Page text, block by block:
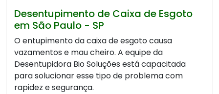
Desentupimento de Caixa de Esgoto
em São Paulo - SP
O entupimento da caixa de esgoto causa
vazamentos e mau cheiro. A equipe da
Desentupidora Bio Soluções está capacitada
para solucionar esse tipo de problema com
rapidez e segurança.